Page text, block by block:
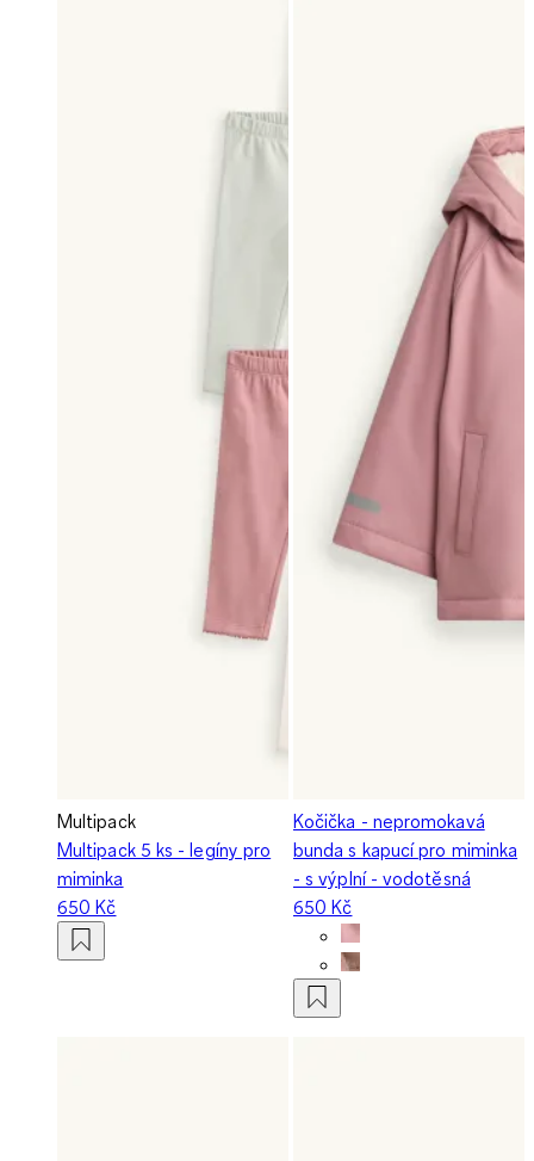
Multipack
Multipack 5 ks - legíny pro
miminka
650 Kč
Kočička - nepromokavá
bunda s kapucí pro miminka
- s výplní - vodotěsná
650 Kč